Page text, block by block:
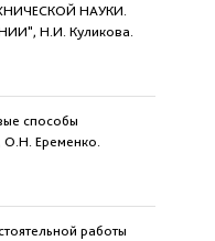
НАУКИ.
Н.И. Куликова.
способы
О.Н. Еременко.
работы